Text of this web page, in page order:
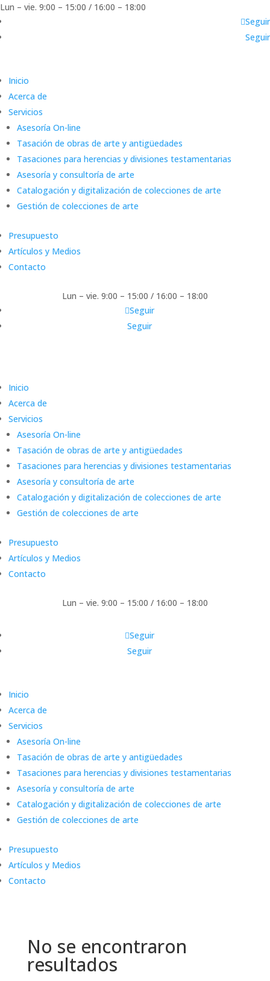
Lun – vie. 9:00 – 15:00 / 16:00 – 18:00
Seguir
Seguir
Inicio
Acerca de
Servicios
Asesoría On-line
Tasación de obras de arte y antigüedades
Tasaciones para herencias y divisiones testamentarias
Asesoría y consultoría de arte
Catalogación y digitalización de colecciones de arte
Gestión de colecciones de arte
Presupuesto
Artículos y Medios
Contacto
Lun – vie. 9:00 – 15:00 / 16:00 – 18:00
Seguir
Seguir
Inicio
Acerca de
Servicios
Asesoría On-line
Tasación de obras de arte y antigüedades
Tasaciones para herencias y divisiones testamentarias
Asesoría y consultoría de arte
Catalogación y digitalización de colecciones de arte
Gestión de colecciones de arte
Presupuesto
Artículos y Medios
Contacto
Lun – vie. 9:00 – 15:00 / 16:00 – 18:00
Seguir
Seguir
Inicio
Acerca de
Servicios
Asesoría On-line
Tasación de obras de arte y antigüedades
Tasaciones para herencias y divisiones testamentarias
Asesoría y consultoría de arte
Catalogación y digitalización de colecciones de arte
Gestión de colecciones de arte
Presupuesto
Artículos y Medios
Contacto
No se encontraron
resultados